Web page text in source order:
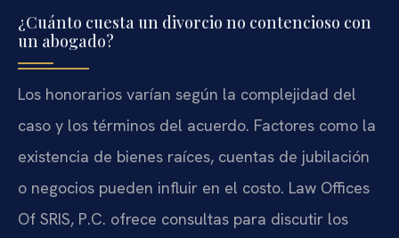
¿Cuánto cuesta un divorcio no contencioso con
un abogado?
Los honorarios varían según la complejidad del
caso y los términos del acuerdo. Factores como la
existencia de bienes raíces, cuentas de jubilación
o negocios pueden influir en el costo. Law Offices
Of SRIS, P.C. ofrece consultas para discutir los